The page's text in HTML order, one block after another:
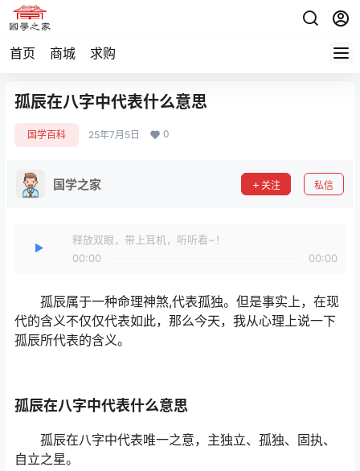
首页 商城 求购
孤辰在八字中代表什么意思
国学百科 25年7月5日 0
国学之家 关注 私信
释放双眼，带上耳机，听听看~！
00:00
00:00
孤辰属于一种命理神煞,代表孤独。但是事实上，在现
代的含义不仅仅代表如此，那么今天，我从心理上说一下
孤辰所代表的含义。
孤辰在八字中代表什么意思
孤辰在八字中代表唯一之意，主独立、孤独、固执、
自立之星。